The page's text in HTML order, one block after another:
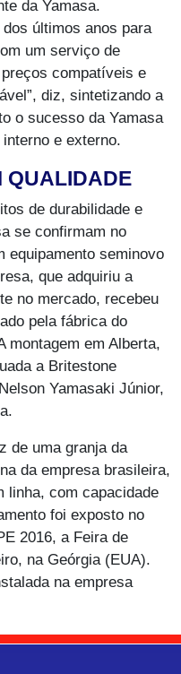
da Yamasa.
últimos anos para
um serviço de
compatíveis e
diz, sintetizando a
o sucesso da Yamasa
e externo.
QUALIDADE
de durabilidade e
se confirmam no
equipamento seminovo
que adquiriu a
no mercado, recebeu
pela fábrica do
montagem em Alberta,
a Britestone
Yamasaki Júnior,
de uma granja da
da empresa brasileira,
linha, com capacidade
foi exposto no
2016, a Feira de
na Geórgia (EUA).
na empresa